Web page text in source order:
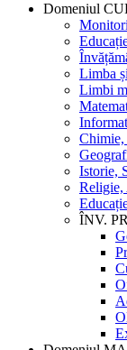
Domeniul
Limba
Limbi
Istorie,
Religie,
ÎNV.